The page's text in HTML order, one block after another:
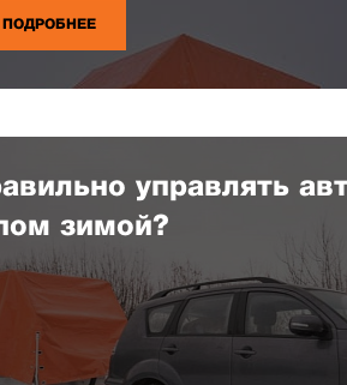
ПОДРОБНЕЕ
управлять
зимой?